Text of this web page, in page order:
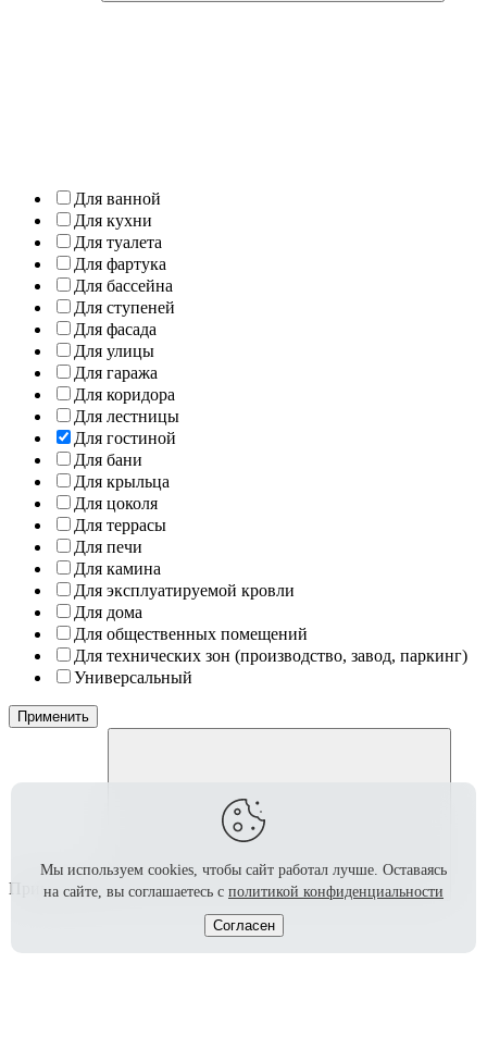
Для ванной
Для кухни
Для туалета
Для фартука
Для бассейна
Для ступеней
Для фасада
Для улицы
Для гаража
Для коридора
Для лестницы
Для гостиной
Для бани
Для крыльца
Для цоколя
Для террасы
Для печи
Для камина
Для эксплуатируемой кровли
Для дома
Для общественных помещений
Для технических зон (производство, завод, паркинг)
Универсальный
Применить
Применение
Мы используем cookies, чтобы сайт работал лучше. Оставаясь
на сайте, вы соглашаетесь с политикой конфиденциальности
Согласен